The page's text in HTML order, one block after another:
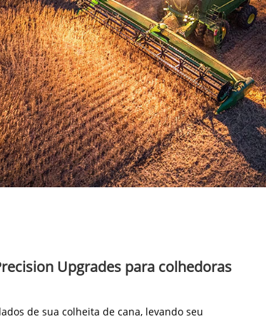
Upgrades para colhedoras
de sua colheita de cana, levando seu